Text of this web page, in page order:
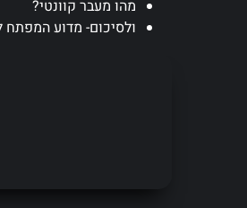
מהו מעבר קוונטי?
ולסיכום- מדוע